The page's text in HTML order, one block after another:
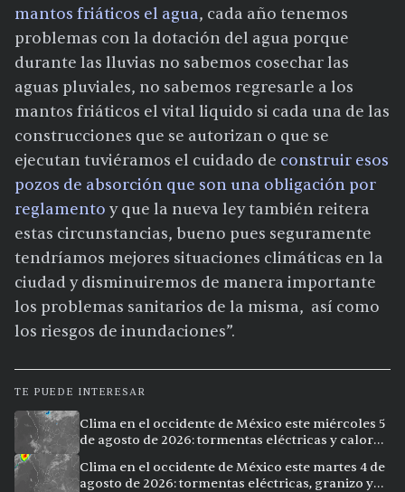
mantos friáticos el agua, cada año tenemos
problemas con la dotación del agua porque
durante las lluvias no sabemos cosechar las
aguas pluviales, no sabemos regresarle a los
mantos friáticos el vital liquido si cada una de las
construcciones que se autorizan o que se
ejecutan tuviéramos el cuidado de construir esos
pozos de absorción que son una obligación por
reglamento y que la nueva ley también reitera
estas circunstancias, bueno pues seguramente
tendríamos mejores situaciones climáticas en la
ciudad y disminuiremos de manera importante
los problemas sanitarios de la misma, así como
los riesgos de inundaciones”.
TE PUEDE INTERESAR
Clima en el occidente de México este miércoles 5
de agosto de 2026: tormentas eléctricas y calor
Clima en el occidente de México este martes 4 de
agosto de 2026: tormentas eléctricas, granizo y